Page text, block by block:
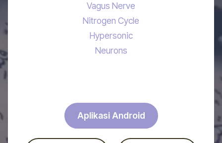
Vagus Nerve
Nitrogen Cycle
Hypersonic
Neurons
Aplikasi Android